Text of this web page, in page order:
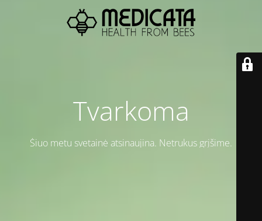
Tvarkoma
Šiuo metu svetainė atsinaujina. Netrukus grįšime.